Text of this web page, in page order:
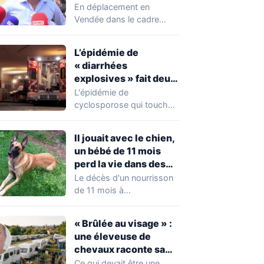
chahuté sur un
campement illégal
En déplacement en
Vendée dans le cadre
occupations…
L’épidémie de
« diarrhées
explosives » fait deux
premiers morts
L'épidémie de
cyclosporose qui touche
aggravation. Les autorités
sanitaires…
Il jouait avec le chien,
un bébé de 11 mois
perd la vie dans des
circonstances
horribles
Le décès d'un nourrisson
de 11 mois à
profondément…
« Brûlée au visage » :
une éleveuse de
chevaux raconte sa